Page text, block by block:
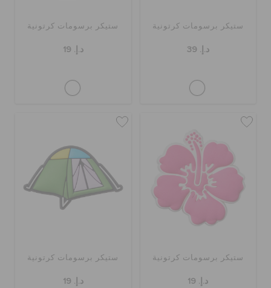
ستيكر برسومات كرتونية
د.إ. 39
ستيكر برسومات كرتونية
د.إ. 19
ستيكر برسومات كرتونية
د.إ. 19
ستيكر برسومات كرتونية
د.إ. 19